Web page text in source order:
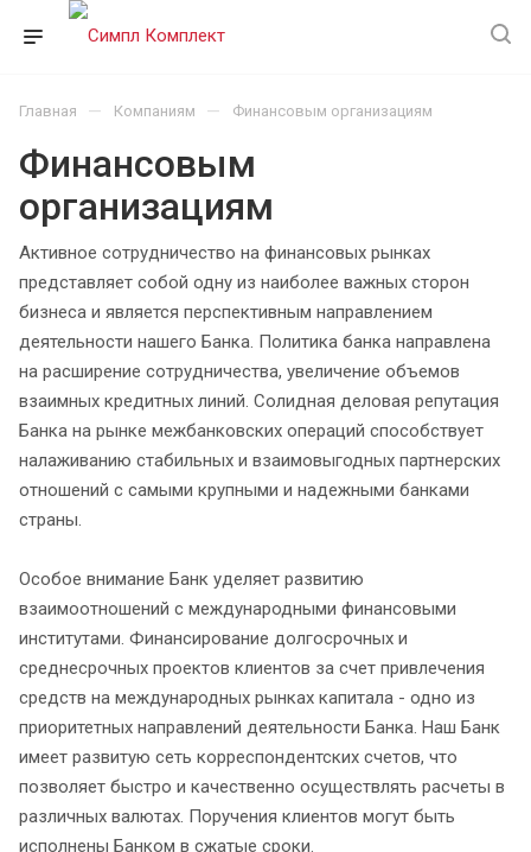
Главная — Компаниям — Финансовым организациям
Финансовым
организациям
Активное сотрудничество на финансовых рынках
представляет собой одну из наиболее важных сторон
бизнеса и является перспективным направлением
деятельности нашего Банка. Политика банка направлена
на расширение сотрудничества, увеличение объемов
взаимных кредитных линий. Солидная деловая репутация
Банка на рынке межбанковских операций способствует
налаживанию стабильных и взаимовыгодных партнерских
отношений с самыми крупными и надежными банками
страны.
Особое внимание Банк уделяет развитию
взаимоотношений с международными финансовыми
институтами. Финансирование долгосрочных и
среднесрочных проектов клиентов за счет привлечения
средств на международных рынках капитала - одно из
приоритетных направлений деятельности Банка. Наш Банк
имеет развитую сеть корреспондентских счетов, что
позволяет быстро и качественно осуществлять расчеты в
различных валютах. Поручения клиентов могут быть
исполнены Банком в сжатые сроки.